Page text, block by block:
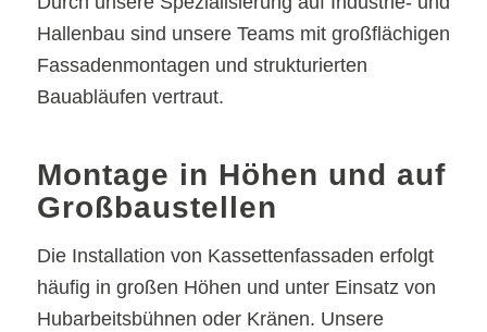
Hallenbau sind unsere Teams mit großflächigen
Fassadenmontagen und strukturierten
Bauabläufen vertraut.
Montage in Höhen und auf
Großbaustellen
Die Installation von Kassettenfassaden erfolgt
häufig in großen Höhen und unter Einsatz von
Hubarbeitsbühnen oder Kränen. Unsere